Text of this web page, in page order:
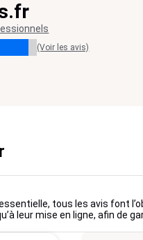
(Voir les avis)
tous les avis font
leur mise en ligne, afin de